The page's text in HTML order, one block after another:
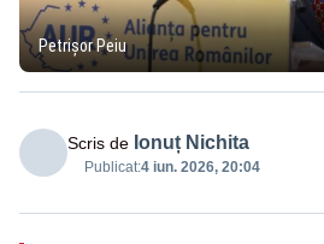
Petrișor Peiu
Scris de Ionuț Nichita
Publicat:4 iun. 2026, 20:04